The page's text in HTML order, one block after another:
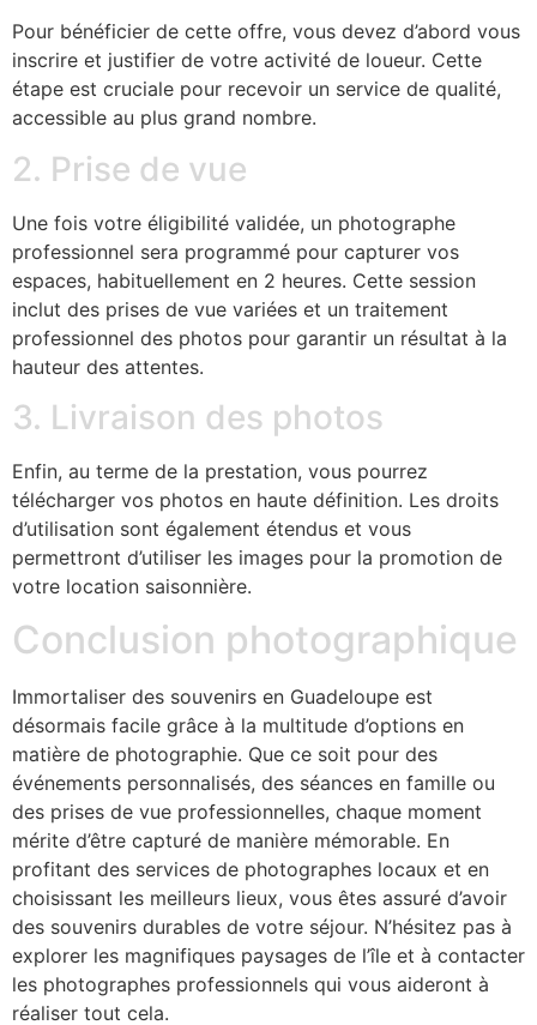
Pour bénéficier de cette offre, vous devez d’abord vous
inscrire et justifier de votre activité de loueur. Cette
étape est cruciale pour recevoir un service de qualité,
accessible au plus grand nombre.
2. Prise de vue
Une fois votre éligibilité validée, un photographe
professionnel sera programmé pour capturer vos
espaces, habituellement en 2 heures. Cette session
inclut des prises de vue variées et un traitement
professionnel des photos pour garantir un résultat à la
hauteur des attentes.
3. Livraison des photos
Enfin, au terme de la prestation, vous pourrez
télécharger vos photos en haute définition. Les droits
d’utilisation sont également étendus et vous
permettront d’utiliser les images pour la promotion de
votre location saisonnière.
Conclusion photographique
Immortaliser des souvenirs en Guadeloupe est
désormais facile grâce à la multitude d’options en
matière de photographie. Que ce soit pour des
événements personnalisés, des séances en famille ou
des prises de vue professionnelles, chaque moment
mérite d’être capturé de manière mémorable. En
profitant des services de photographes locaux et en
choisissant les meilleurs lieux, vous êtes assuré d’avoir
des souvenirs durables de votre séjour. N’hésitez pas à
explorer les magnifiques paysages de l’île et à contacter
les photographes professionnels qui vous aideront à
réaliser tout cela.